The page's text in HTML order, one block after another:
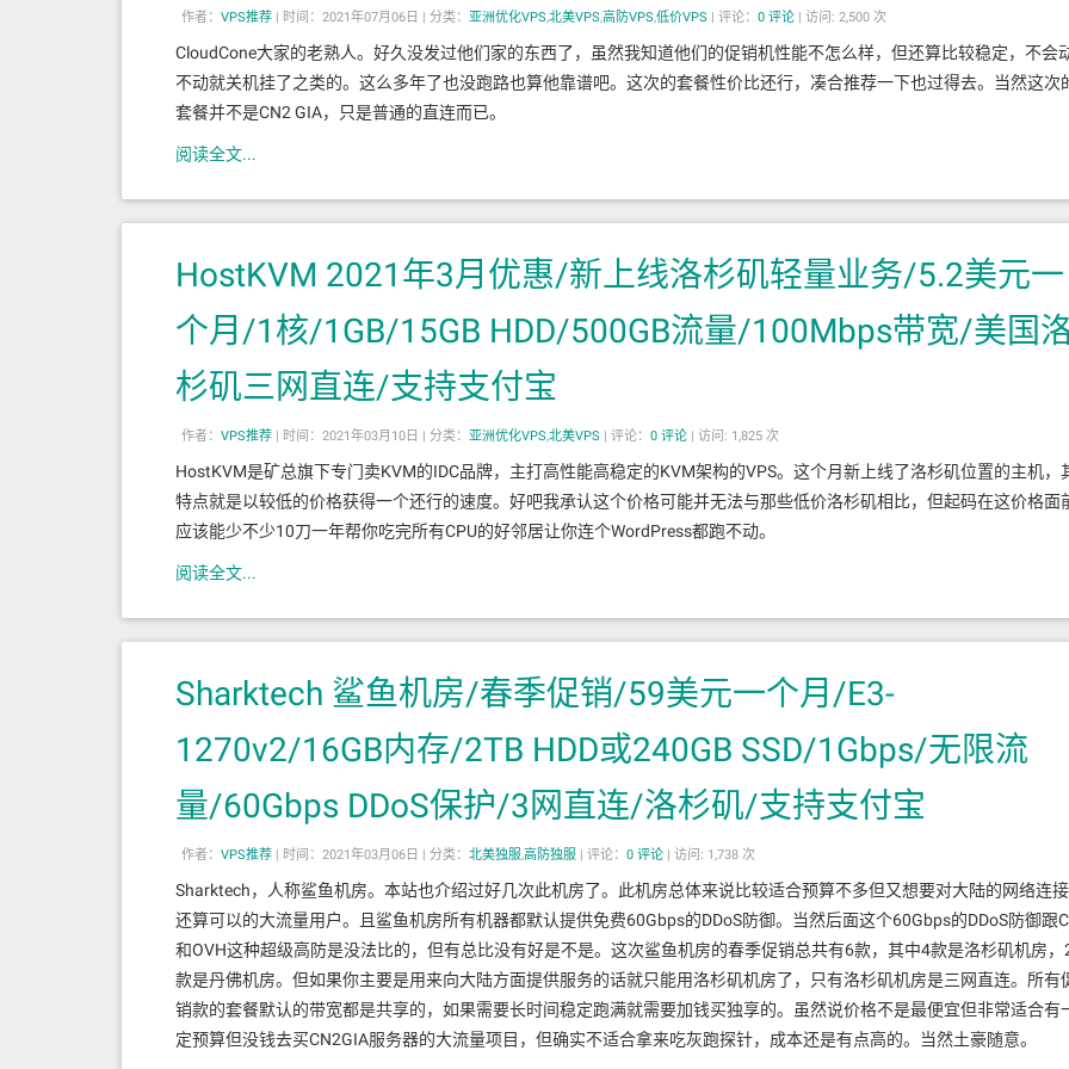
作者： VPS推荐 | 时间：2021年07月06日 | 分类： 亚洲优化VPS,北美VPS,高防VPS,低价VPS | 评论： 0 评论 | 访问: 2,500 次
CloudCone大家的老熟人。好久没发过他们家的东西了，虽然我知道他们的促销机性能不怎么样，但还算比较稳定，不会
不动就关机挂了之类的。这么多年了也没跑路也算他靠谱吧。这次的套餐性价比还行，凑合推荐一下也过得去。当然这次
套餐并不是CN2 GIA，只是普通的直连而已。
阅读全文...
HostKVM 2021年3月优惠/新上线洛杉矶轻量业务/5.2美元一
个月/1核/1GB/15GB HDD/500GB流量/100Mbps带宽/美国
杉矶三网直连/支持支付宝
作者： VPS推荐 | 时间：2021年03月10日 | 分类： 亚洲优化VPS,北美VPS | 评论： 0 评论 | 访问: 1,825 次
HostKVM是矿总旗下专门卖KVM的IDC品牌，主打高性能高稳定的KVM架构的VPS。这个月新上线了洛杉矶位置的主机，
特点就是以较低的价格获得一个还行的速度。好吧我承认这个价格可能并无法与那些低价洛杉矶相比，但起码在这价格面
应该能少不少10刀一年帮你吃完所有CPU的好邻居让你连个WordPress都跑不动。
阅读全文...
Sharktech 鲨鱼机房/春季促销/59美元一个月/E3-
1270v2/16GB内存/2TB HDD或240GB SSD/1Gbps/无限流
量/60Gbps DDoS保护/3网直连/洛杉矶/支持支付宝
作者： VPS推荐 | 时间：2021年03月06日 | 分类： 北美独服,高防独服 | 评论： 0 评论 | 访问: 1,738 次
Sharktech，人称鲨鱼机房。本站也介绍过好几次此机房了。此机房总体来说比较适合预算不多但又想要对大陆的网络连接
还算可以的大流量用户。且鲨鱼机房所有机器都默认提供免费60Gbps的DDoS防御。当然后面这个60Gbps的DDoS防御跟
和OVH这种超级高防是没法比的，但有总比没有好是不是。这次鲨鱼机房的春季促销总共有6款，其中4款是洛杉矶机房，
款是丹佛机房。但如果你主要是用来向大陆方面提供服务的话就只能用洛杉矶机房了，只有洛杉矶机房是三网直连。所有
销款的套餐默认的带宽都是共享的，如果需要长时间稳定跑满就需要加钱买独享的。虽然说价格不是最便宜但非常适合有
定预算但没钱去买CN2GIA服务器的大流量项目，但确实不适合拿来吃灰跑探针，成本还是有点高的。当然土豪随意。